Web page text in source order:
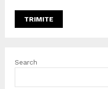
Search